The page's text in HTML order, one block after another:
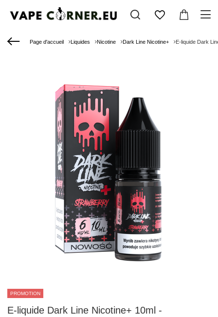
Page d'accueil Liquides Nicotine Dark Line Nicotine+ E-liquide Dark
PROMOTION
E-liquide Dark Line Nicotine+ 10ml -